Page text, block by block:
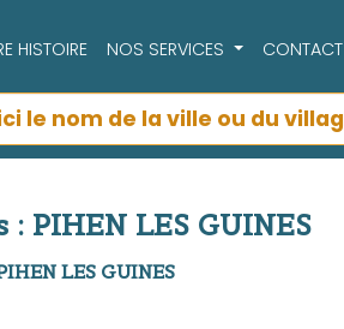
HISTOIRE NOS SERVICES CONTACT
PIHEN LES GUINES
LES GUINES